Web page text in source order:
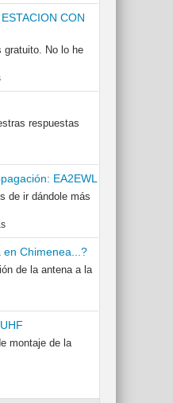
CON
gratuito. No lo he
respuestas
EA2EWL
de ir dándole más
en Chimenea...?
de la antena a la
montaje de la